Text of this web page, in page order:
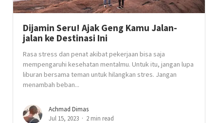
Dijamin Seru! Ajak Geng Kamu Jalan-
jalan ke Destinasi Ini
Rasa stress dan penat akibat pekerjaan bisa saja
mempengaruhi kesehatan mentalmu. Untuk itu, jangan lupa
liburan bersama teman untuk hilangkan stres. Jangan
menambah beban...
Achmad Dimas
Jul 15, 2023
2 min read